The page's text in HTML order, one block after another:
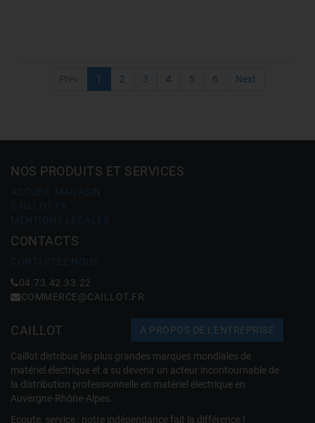
1 2 3 4 5 6 Next
NOS PRODUITS ET SERVICES
ACCUEIL MAGASIN
CAILLOT.FR
MENTIONS LÉGALES
CONTACTS
CONTACTEZ NOUS
04.73.42.33.22
COMMERCE@CAILLOT.FR
CAILLOT A PROPOS DE L'ENTREPRISE
Caillot distribue les plus grandes marques mondiales de
matériel électrique et a su devenir un acteur incontournable de
la distribution professionnelle en matériel électrique en
Auvergne-Rhône-Alpes.
Ecoute, service : notre indépendance fait la différence !